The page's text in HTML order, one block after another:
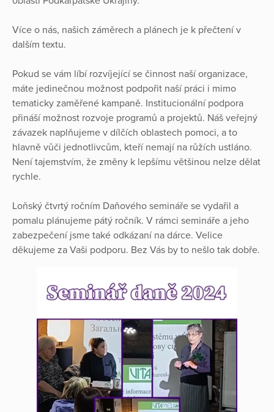
Více o nás, našich záměrech a plánech je k přečtení v
dalším textu.
Pokud se vám líbí rozvíjející se činnost naší organizace,
máte jedinečnou možnost podpořit naší práci i mimo
tematicky zaměřené kampaně. Institucionální podpora
přináší možnost rozvoje programů a projektů. Náš veřejný
závazek naplňujeme v dílčích oblastech pomoci, a to
hlavně vůči jednotlivcům, kteří nemají na růžích ustláno.
Není tajemstvím, že změny k lepšímu většinou nelze dělat
rychle.
Loňský čtvrtý ročním Daňového semináře se vydařil a
pomalu plánujeme pátý ročník. V rámci semináře a jeho
zabezpečení jsme také odkázaní na dárce. Velice
děkujeme za Vaši podporu. Bez Vás by to nešlo tak dobře.